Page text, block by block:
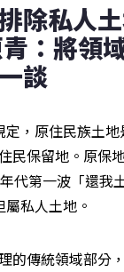
除私人
：將領
談
定，原住民族土
民保留地。原保
代第一波「還我
私人土地。
的傳統領域部分